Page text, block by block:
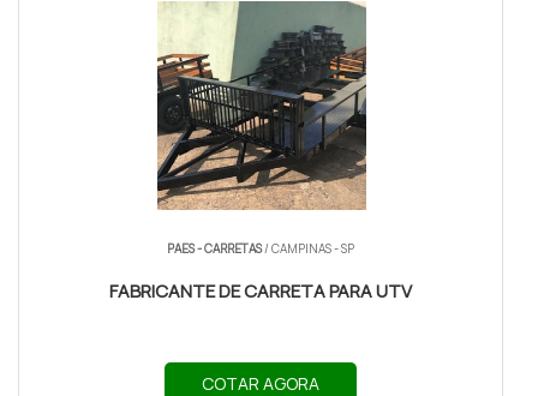
PAES - CARRETAS/ CAMPINAS - SP
FABRICANTE DE CARRETA PARA UTV
COTAR AGORA